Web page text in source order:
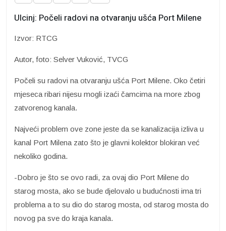
Ulcinj: Počeli radovi na otvaranju ušća Port Milene
Izvor: RTCG
Autor, foto: Selver Vuković, TVCG
Počeli su radovi na otvaranju ušća Port Milene. Oko četiri
mjeseca ribari nijesu mogli izaći čamcima na more zbog
zatvorenog kanala.
Najveći problem ove zone jeste da se kanalizacija izliva u
kanal Port Milena zato što je glavni kolektor blokiran već
nekoliko godina.
-Dobro je što se ovo radi, za ovaj dio Port Milene do
starog mosta, ako se bude djelovalo u budućnosti ima tri
problema a to su dio do starog mosta, od starog mosta do
novog pa sve do kraja kanala.